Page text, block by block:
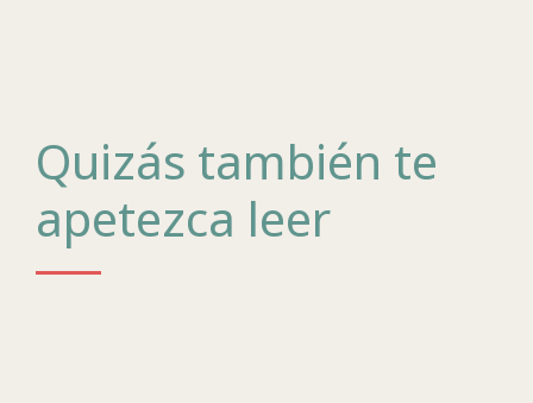
Quizás también te
apetezca leer